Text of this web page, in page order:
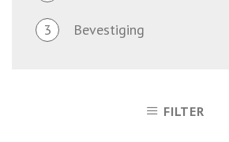
3 Bevestiging
FILTER